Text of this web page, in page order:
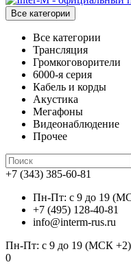
Все категории
Все категории
Трансляция
Громкоговорители
6000-я серия
Кабель и корды
Акустика
Мегафоны
Видеонаблюдение
Прочее
+7 (343) 385-60-81
Пн-Пт: с 9 до 19
+7 (495) 128-40-81
info@interm-rus.ru
Пн-Пт: с 9 до 19 (МСК +2)
0